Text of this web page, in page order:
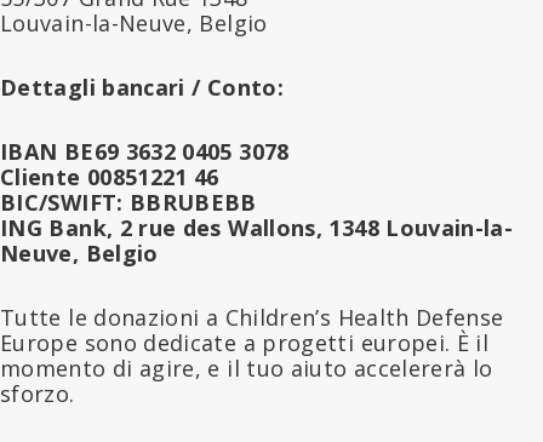
Louvain-la-Neuve, Belgio
Dettagli bancari / Conto:
IBAN BE69 3632 0405 3078
Cliente 00851221 46
BIC/SWIFT: BBRUBEBB
ING Bank, 2 rue des Wallons, 1348 Louvain-la-
Neuve, Belgio
Tutte le donazioni a Children’s Health Defense
Europe sono dedicate a progetti europei. È il
momento di agire, e il tuo aiuto accelererà lo
sforzo.